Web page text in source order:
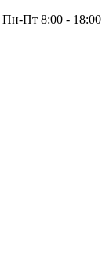
Пн-Пт 8:00 - 18:00